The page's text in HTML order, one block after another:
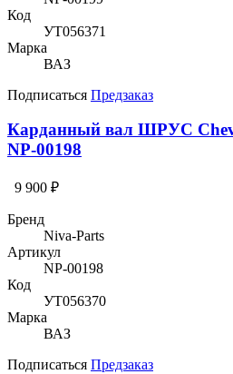
Код
УТ056371
Марка
ВАЗ
Подписаться Предзаказ
Карданный вал ШРУС
NP-00198
9 900 ₽
Бренд
Niva-Parts
Артикул
NP-00198
Код
УТ056370
Марка
ВАЗ
Подписаться Предзаказ